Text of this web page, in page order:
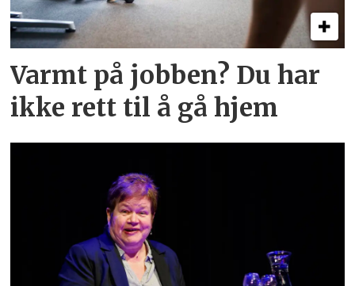
Varmt på jobben? Du har
ikke rett til å gå hjem